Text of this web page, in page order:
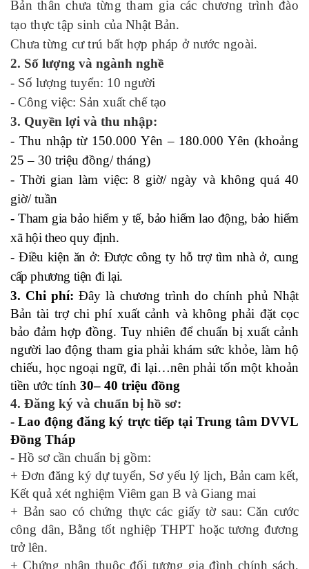
Bản thân chưa từng tham gia các chương trình đào
tạo thực tập sinh của Nhật Bản.
Chưa từng cư trú bất hợp pháp ở nước ngoài.
2. Số lượng và ngành nghề
- Số lượng tuyển: 10 người
- Công việc: Sản xuất chế tạo
3. Quyền lợi và thu nhập:
- Thu nhập từ 150.000 Yên – 180.000 Yên (khoảng
25 – 30 triệu đồng/ tháng)
- Thời gian làm việc: 8 giờ/ ngày và không quá 40
giờ/ tuần
- Tham gia bảo hiểm y tế, bảo hiểm lao động, bảo hiểm
xã hội theo quy định.
- Điều kiện ăn ở: Được công ty hỗ trợ tìm nhà ở, cung
cấp phương tiện đi lại.
3. Chi phí:Đây là chương trình do chính phủ Nhật
Bản tài trợ chi phí xuất cảnh và không phải đặt cọc
bảo đảm hợp đồng. Tuy nhiên để chuẩn bị xuất cảnh
người lao động tham gia phải khám sức khỏe, làm hộ
chiếu, học ngoại ngữ, đi lại…nên phải tốn một khoản
tiền ước tính 30– 40 triệu đồng
4. Đăng ký và chuẩn bị hồ sơ:
- Lao động đăng ký trực tiếp tại Trung tâm DVVL
Đồng Tháp
- Hồ sơ cần chuẩn bị gồm:
+ Đơn đăng ký dự tuyển, Sơ yếu lý lịch, Bản cam kết,
Kết quả xét nghiệm Viêm gan B và Giang mai
+ Bản sao có chứng thực các giấy tờ sau: Căn cước
công dân, Bằng tốt nghiệp THPT hoặc tương đương
trở lên.
+ Chứng nhận thuộc đối tượng gia đình chính sách,